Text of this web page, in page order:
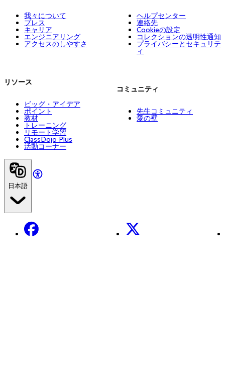
我々について
プレス
キャリア
エンジニアリング
アクセスのしやすさ
リソース
ビッグ・アイデア
ポイント
教材
トレーニング
リモート学習
ClassDojo Plus
活動コーナー
ヘルプセンター
連絡先
Cookieの設定
コレクションの透明性通知
プライバシーとセキュリテ
ィ
コミュニティ
先生コミュニティ
愛の壁
日本語
Facebook X